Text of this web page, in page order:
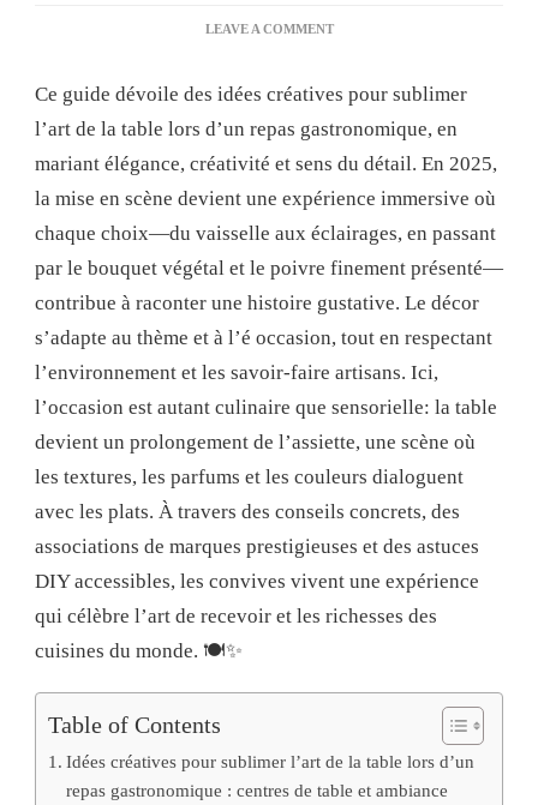
LEAVE A COMMENTON
POUR
SUBLIMER
DE
TABLE
LORS
REPAS
GASTRONOMIQUE
Ce guide dévoile des idées créatives pour sublimer
l’art de la table lors d’un repas gastronomique, en
mariant élégance, créativité et sens du détail. En 2025,
la mise en scène devient une expérience immersive où
chaque choix—du vaisselle aux éclairages, en passant
par le bouquet végétal et le poivre finement présenté—
contribue à raconter une histoire gustative. Le décor
s’adapte au thème et à l’é occasion, tout en respectant
l’environnement et les savoir-faire artisans. Ici,
l’occasion est autant culinaire que sensorielle: la table
devient un prolongement de l’assiette, une scène où
les textures, les parfums et les couleurs dialoguent
avec les plats. À travers des conseils concrets, des
associations de marques prestigieuses et des astuces
DIY accessibles, les convives vivent une expérience
qui célèbre l’art de recevoir et les richesses des
cuisines du monde. 🍽️✨
Table of Contents
Idées créatives pour sublimer l’art de la table lors d’un
repas gastronomique : centres de table et ambiance